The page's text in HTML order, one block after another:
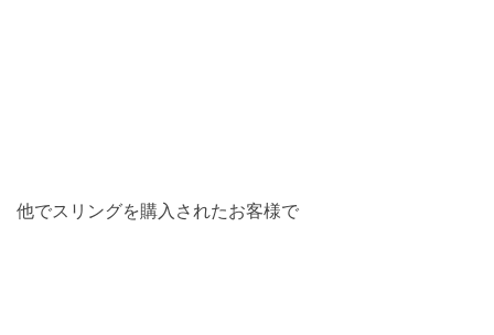
他でスリングを購入されたお客様で